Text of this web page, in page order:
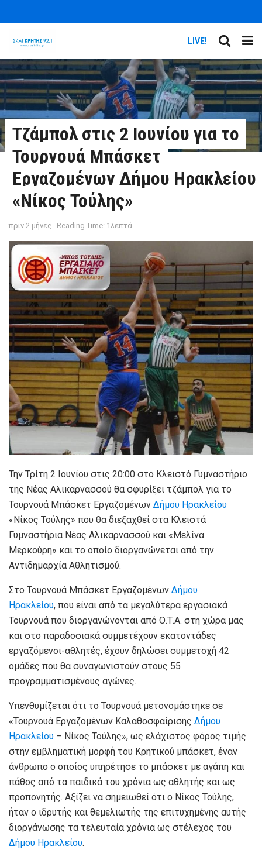
LIVE!
Τζάμπολ στις 2 Ιουνίου για το
Τουρνουά Μπάσκετ
Εργαζομένων Δήμου Ηρακλείου
«Νίκος Τούλης»
πριν 2 μήνες Reading Time: 1λεπτά
Την Τρίτη 2 Ιουνίου στις 20:00 στο Κλειστό Γυμναστήριο
της Νέας Αλικαρνασσού θα σφυρίξει τζάμπολ για το
Τουρνουά Μπάσκετ Εργαζομένων Δήμου Ηρακλείου
«Νίκος Τούλης» που θα διεξαχθεί στα Κλειστά
Γυμναστήρια Νέας Αλικαρνασσού και «Μελίνα
Μερκούρη» και το οποίο διοργανώνεται από την
Αντιδημαρχία Αθλητισμού.
Στο Τουρνουά Μπάσκετ Εργαζομένων Δήμου
Ηρακλείου, που είναι από τα μεγαλύτερα εργασιακά
Τουρνουά που διοργανώνονται από Ο.Τ.Α. στη χώρα μας
και στο παραδοσιακά συμμετέχουν εκατοντάδες
εργαζόμενοι-αθλητές, έχουν δηλώσει συμμετοχή 42
ομάδες που θα συναγωνιστούν στους 55
προγραμματισμένους αγώνες.
Υπενθυμίζεται ότι το Τουρνουά μετονομάστηκε σε
«Τουρνουά Εργαζομένων Καλαθοσφαίρισης Δήμου
Ηρακλείου – Νίκος Τούλης», ως ελάχιστος φόρος τιμής
στην εμβληματική μορφή του Κρητικού μπάσκετ, έναν
άνθρωπο ο οποίος υπηρέτησε το μπάσκετ με αγάπη και
πάθος από τα παιδικά του χρόνια ως αθλητής και ως
προπονητής. Αξίζει να σημειωθεί ότι ο Νίκος Τούλης,
ήταν ο ιδρυτής και θεμελιωτής της επιτυχημένης αυτής
διοργάνωσης τα τελευταία χρόνια ως στέλεχος του
Δήμου Ηρακλείου.